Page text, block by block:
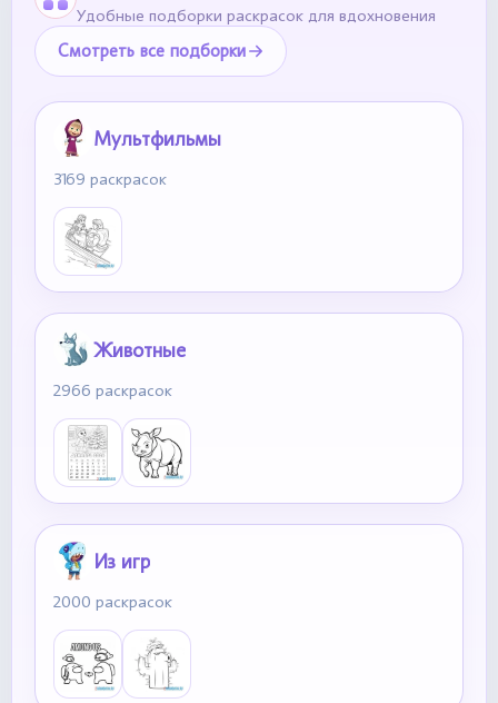
Удобные подборки раскрасок для вдохновения
Смотреть все подборки
Мультфильмы
3169 раскрасок
Животные
2966 раскрасок
Из игр
2000 раскрасок